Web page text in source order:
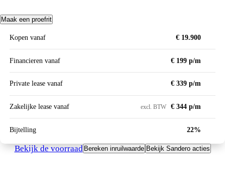
Maak een proefrit
Kopen vanaf € 19.900
Financieren vanaf € 199 p/m
Private lease vanaf € 339 p/m
Zakelijke lease vanaf excl. BTW € 344 p/m
Bijtelling 22%
Bekijk de voorraad Bereken inruilwaarde Bekijk Sandero acties